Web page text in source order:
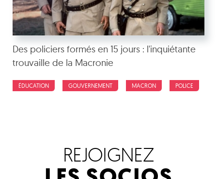
Des policiers formés en 15 jours : l'inquiétante
trouvaille de la Macronie
ÉDUCATION GOUVERNEMENT MACRON POLICE
REJOIGNEZ